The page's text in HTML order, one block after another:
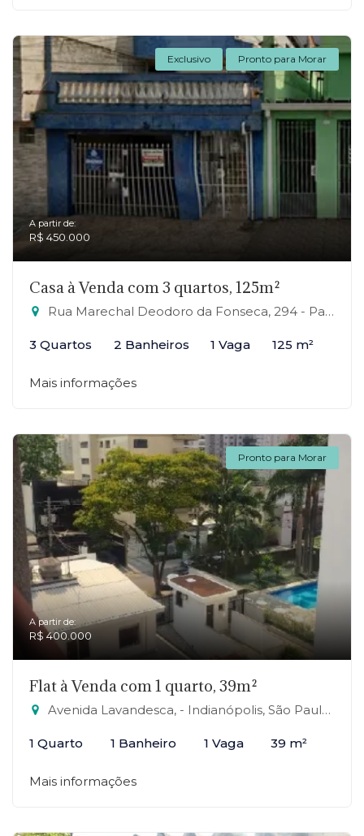
Exclusivo Pronto para Morar
A partir de:
R$ 450.000
Casa à Venda com 3 quartos, 125m²
Rua Marechal Deodoro da Fonseca, 294 - Parque São Vicente, Mauá-SP
3 Quartos 2 Banheiros 1 Vaga 125 m²
Mais informações
Pronto para Morar
A partir de:
R$ 400.000
Flat à Venda com 1 quarto, 39m²
Avenida Lavandesca, - Indianópolis, São Paulo-SP
1 Quarto 1 Banheiro 1 Vaga 39 m²
Mais informações